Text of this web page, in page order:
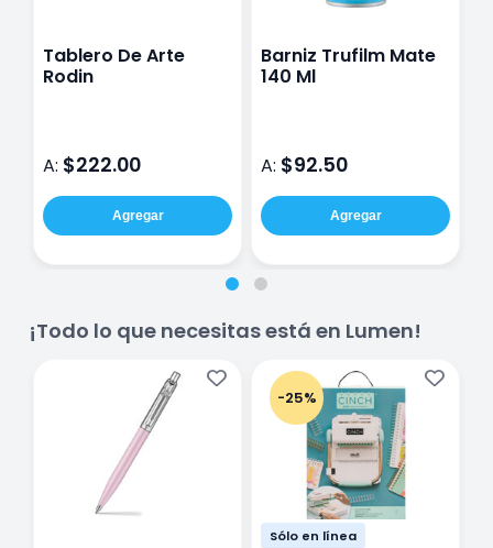
Tablero De Arte
Rodin
A: $222.00
Agregar
Barniz Trufilm Mate
140 Ml
A: $92.50
Agregar
¡Todo lo que necesitas está en Lumen!
-25%
Sólo en línea